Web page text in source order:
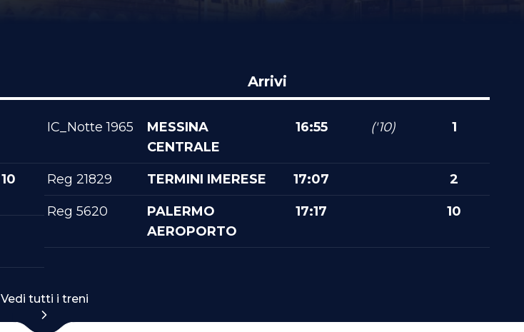
10
Arrivi
IC_Notte 1965
MESSINA
CENTRALE
16:55 ('10) 1
Reg 21829 TERMINI IMERESE 17:07 2
Reg 5620
PALERMO
AEROPORTO
17:17 10
Vedi tutti i treni